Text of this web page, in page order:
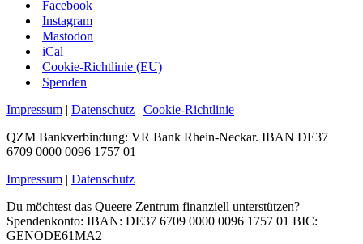
Facebook
Instagram
Mastodon
iCal
Cookie-Richtlinie (EU)
Spenden
Impressum | Datenschutz | Cookie-Richtlinie
QZM Bankverbindung: VR Bank Rhein-Neckar. IBAN DE37
6709 0000 0096 1757 01
Impressum | Datenschutz
Du möchtest das Queere Zentrum finanziell unterstützen?
Spendenkonto: IBAN: DE37 6709 0000 0096 1757 01 BIC:
GENODE61MA2